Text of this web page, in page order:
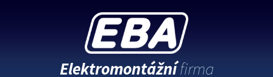
Elektromontážnífirma